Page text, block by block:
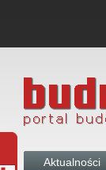
Aktualności